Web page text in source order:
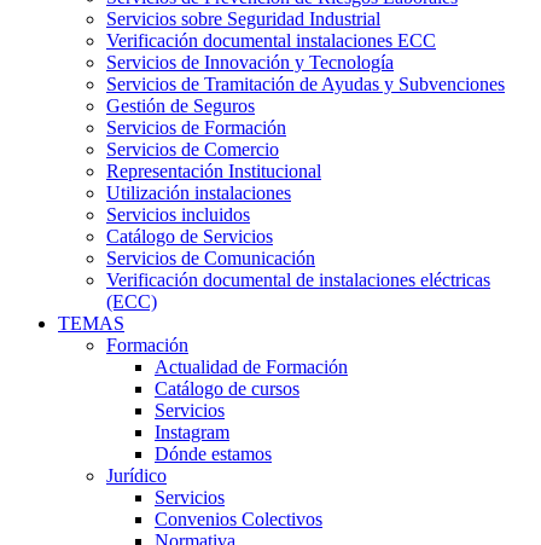
Servicios sobre Seguridad Industrial
Verificación documental instalaciones ECC
Servicios de Innovación y Tecnología
Servicios de Tramitación de Ayudas y Subvenciones
Gestión de Seguros
Servicios de Formación
Servicios de Comercio
Representación Institucional
Utilización instalaciones
Servicios incluidos
Catálogo de Servicios
Servicios de Comunicación
Verificación documental de instalaciones eléctricas
(ECC)
TEMAS
Formación
Actualidad de Formación
Catálogo de cursos
Servicios
Instagram
Dónde estamos
Jurídico
Servicios
Convenios Colectivos
Normativa